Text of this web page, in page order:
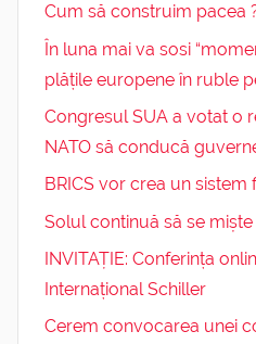
Cum să construim pacea
În luna mai va sosi
plățile europene în ruble
Congresul SUA a votat o
NATO să conducă
BRICS vor crea un sistem
Solul continuă să se
INVITAȚIE: Conferința
Internațional Schiller
Cerem convocarea unei